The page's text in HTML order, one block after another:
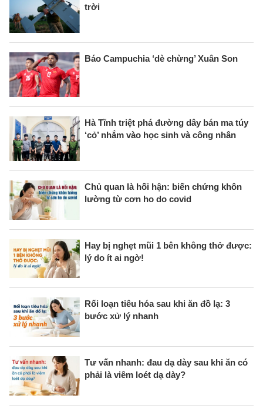
trời
Báo Campuchia ‘dè chừng’ Xuân Son
Hà Tĩnh triệt phá đường dây bán ma túy
‘cỏ’ nhắm vào học sinh và công nhân
Chủ quan là hối hận: biến chứng khôn
lường từ cơn ho do covid
Hay bị nghẹt mũi 1 bên không thở được:
lý do ít ai ngờ!
Rối loạn tiêu hóa sau khi ăn đồ lạ: 3
bước xử lý nhanh
Tư vấn nhanh: đau dạ dày sau khi ăn có
phải là viêm loét dạ dày?